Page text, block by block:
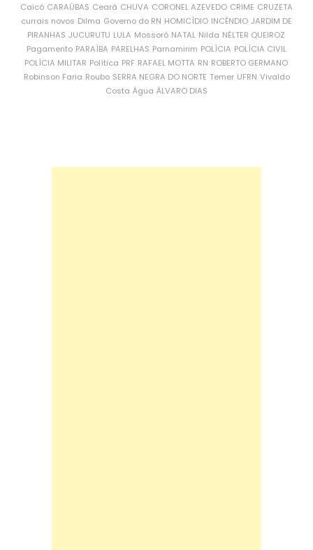
Caicó CARAÚBAS Ceará CHUVA CORONEL AZEVEDO CRIME CRUZETA
currais novos Dilma Governo do RN HOMICÍDIO INCÊNDIO JARDIM DE
PIRANHAS JUCURUTU LULA Mossoró NATAL Nilda NÉLTER QUEIROZ
Pagamento PARAÍBA PARELHAS Parnamirim POLÍCIA POLÍCIA CIVIL
POLÍCIA MILITAR Política PRF RAFAEL MOTTA RN ROBERTO GERMANO
Robinson Faria Roubo SERRA NEGRA DO NORTE Temer UFRN Vivaldo
Costa Água ÁLVARO DIAS